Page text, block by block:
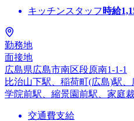
キッチンスタッフ 時給
勤務地
面接地
広島県広島市南区段原南1-1-1
比治山下駅、稲荷町(広島)駅
学院前駅、縮景園前駅、家庭
交通費支給